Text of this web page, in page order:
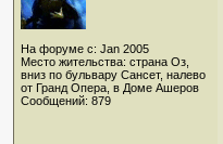
На форуме с: Jan 2005
Место жительства: страна Оз,
вниз по бульвару Сансет, налево
от Гранд Опера, в Доме Ашеров
Сообщений: 879